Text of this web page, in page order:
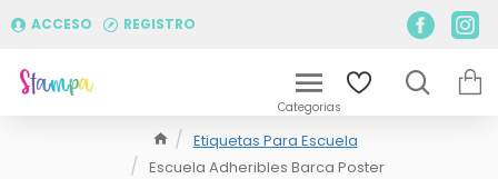
ACCESO REGISTRO
Etiquetas Para Escuela
Escuela Adheribles Barca Poster